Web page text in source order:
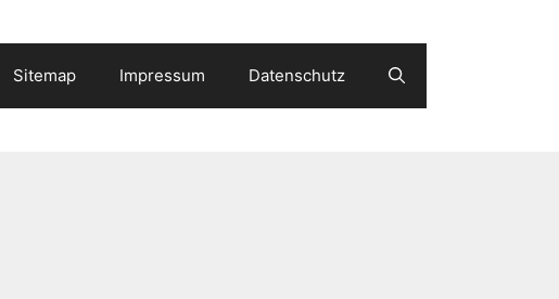
Sitemap Impressum Datenschutz